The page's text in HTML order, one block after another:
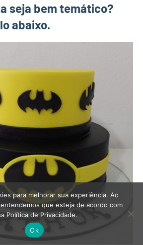
seja bem temático?
abaixo.
para melhorar sua experiência. Ao
que esteja de acordo com
Política de Privacidade.
Ok